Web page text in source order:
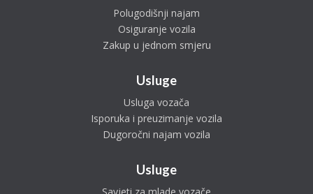
Polugodišnji najam
Osiguranje vozila
Zakup u jednom smjeru
Usluge
Usluga vozača
Isporuka i preuzimanje vozila
Dugoročni najam vozila
Usluge